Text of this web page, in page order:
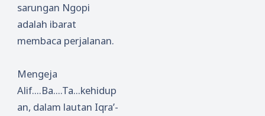
sarungan Ngopi
adalah ibarat
membaca perjalanan.
Mengeja
Alif....Ba....Ta...kehidup
an, dalam lautan Iqra’-